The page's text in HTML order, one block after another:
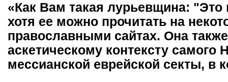
«Как Вам такая лурьевщина: "Это
хотя ее можно прочитать на
православными сайтах. Она
аскетическому контексту самого
мессианской еврейской секты, в